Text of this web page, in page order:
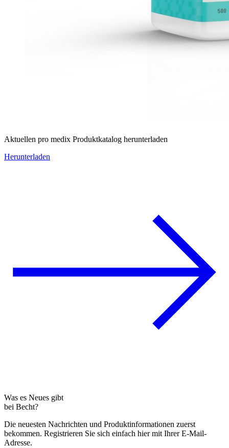
Aktuellen pro medix Produktkatalog herunterladen
Herunterladen
Was es Neues gibt
bei Becht?
Die neuesten Nachrichten und Produktinformationen zuerst
bekommen. Registrieren Sie sich einfach hier mit Ihrer E-Mail-
Adresse.